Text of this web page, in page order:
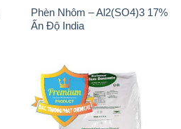
Phèn Nhôm – Al2(SO4)3 17%
Ấn Độ India